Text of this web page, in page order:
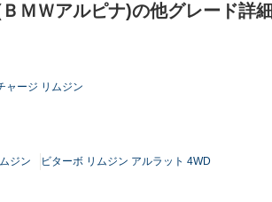
ＭＷアルピナ)の他グレード詳細
ャージ リムジン
ジン ビターボ リムジン アルラット 4WD